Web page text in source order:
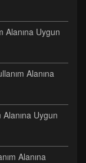
Alanına Uygun
Alanına
Uygun
Alanına